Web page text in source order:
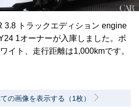
3.8 トラックエディション engine
1オーナーが入庫しました。ボ
イト、走行距離は1,000kmです。
の画像を表示する（1枚）